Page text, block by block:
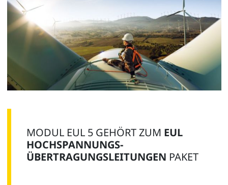
MODUL EUL 5 GEHÖRT ZUM EUL
HOCHSPANNUNGS-
ÜBERTRAGUNGSLEITUNGEN PAKET